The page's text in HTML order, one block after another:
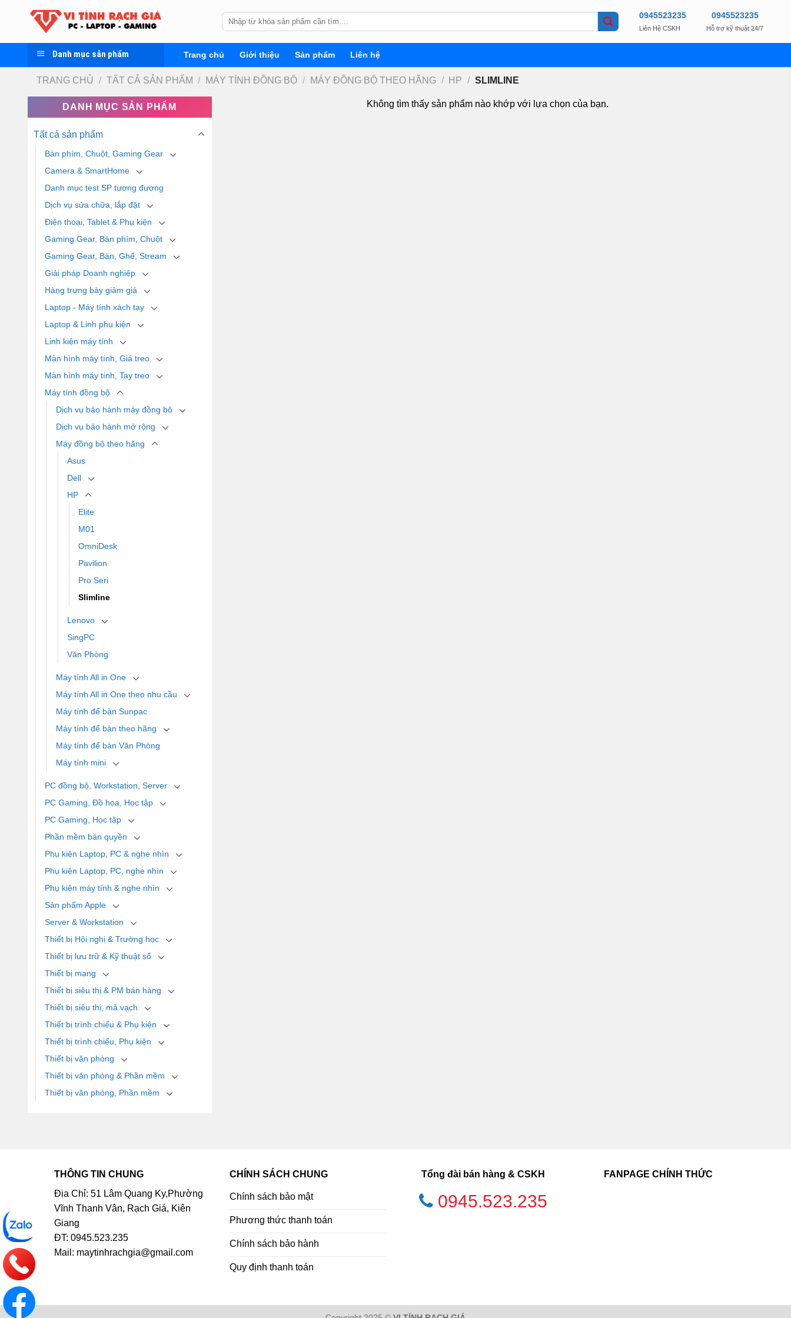
Tìm
kiếm:
0945523235
Liên Hệ CSKH
0945523235
Hỗ trợ kỹ thuật 24/7
Danh mục sản phẩm Trang chủ Giới thiệu Sản phẩm Liên hệ
TRANG CHỦ / TẤT CẢ SẢN PHẨM / MÁY TÍNH ĐỒNG BỘ / MÁY ĐỒNG BỘ THEO HÃNG / HP / SLIMLINE
DANH MỤC SẢN PHẨM
Tất cả sản phẩm
Bàn phím, Chuột, Gaming Gear
Camera & SmartHome
Danh mục test SP tương đương
Dịch vụ sửa chữa, lắp đặt
Điện thoại, Tablet & Phụ kiện
Gaming Gear, Bàn phím, Chuột
Gaming Gear, Bàn, Ghế, Stream
Giải pháp Doanh nghiệp
Hàng trưng bày giảm giá
Laptop - Máy tính xách tay
Laptop & Linh phụ kiện
Linh kiện máy tính
Màn hình máy tính, Giá treo
Màn hình máy tính, Tay treo
Máy tính đồng bộ
Dịch vụ bảo hành máy đồng bộ
Dịch vụ bảo hành mở rộng
Máy đồng bộ theo hãng
Asus
Dell
HP
Elite
M01
OmniDesk
Pavilion
Pro Seri
Slimline
Lenovo
SingPC
Văn Phòng
Máy tính All in One
Máy tính All in One theo nhu cầu
Máy tính để bàn Sunpac
Máy tính để bàn theo hãng
Máy tính để bàn Văn Phòng
Máy tính mini
PC đồng bộ, Workstation, Server
PC Gaming, Đồ họa, Học tập
PC Gaming, Học tập
Phần mềm bản quyền
Phụ kiện Laptop, PC & nghe nhìn
Phụ kiện Laptop, PC, nghe nhìn
Phụ kiện máy tính & nghe nhìn
Sản phẩm Apple
Server & Workstation
Thiết bị Hội nghị & Trường học
Thiết bị lưu trữ & Kỹ thuật số
Thiết bị mạng
Thiết bị siêu thị & PM bán hàng
Thiết bị siêu thị, mã vạch
Thiết bị trình chiếu & Phụ kiện
Thiết bị trình chiếu, Phụ kiện
Thiết bị văn phòng
Thiết bị văn phòng & Phần mềm
Thiết bị văn phòng, Phần mềm
Không tìm thấy sản phẩm nào khớp với lựa chọn của bạn.
THÔNG TIN CHUNG
Địa Chỉ: 51 Lâm Quang Ky,Phường
Vĩnh Thanh Vân, Rạch Giá, Kiên
Giang
ĐT: 0945.523.235
Mail: maytinhrachgia@gmail.com
CHÍNH SÁCH CHUNG
Chính sách bảo mật
Phương thức thanh toán
Chính sách bảo hành
Quy định thanh toán
Tổng đài bán hàng & CSKH
0945.523.235
FANPAGE CHÍNH THỨC